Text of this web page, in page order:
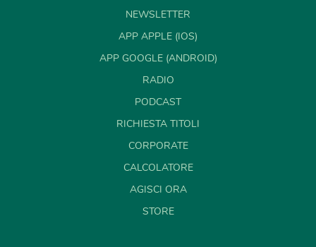
NEWSLETTER
APP APPLE (IOS)
APP GOOGLE (ANDROID)
RADIO
PODCAST
RICHIESTA TITOLI
CORPORATE
CALCOLATORE
AGISCI ORA
STORE